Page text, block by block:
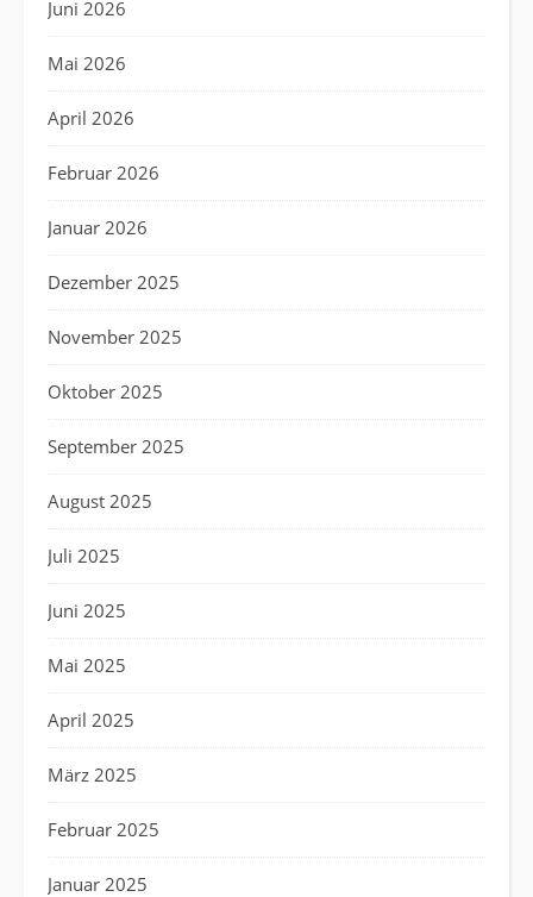
Juni 2026
Mai 2026
April 2026
Februar 2026
Januar 2026
Dezember 2025
November 2025
Oktober 2025
September 2025
August 2025
Juli 2025
Juni 2025
Mai 2025
April 2025
März 2025
Februar 2025
Januar 2025